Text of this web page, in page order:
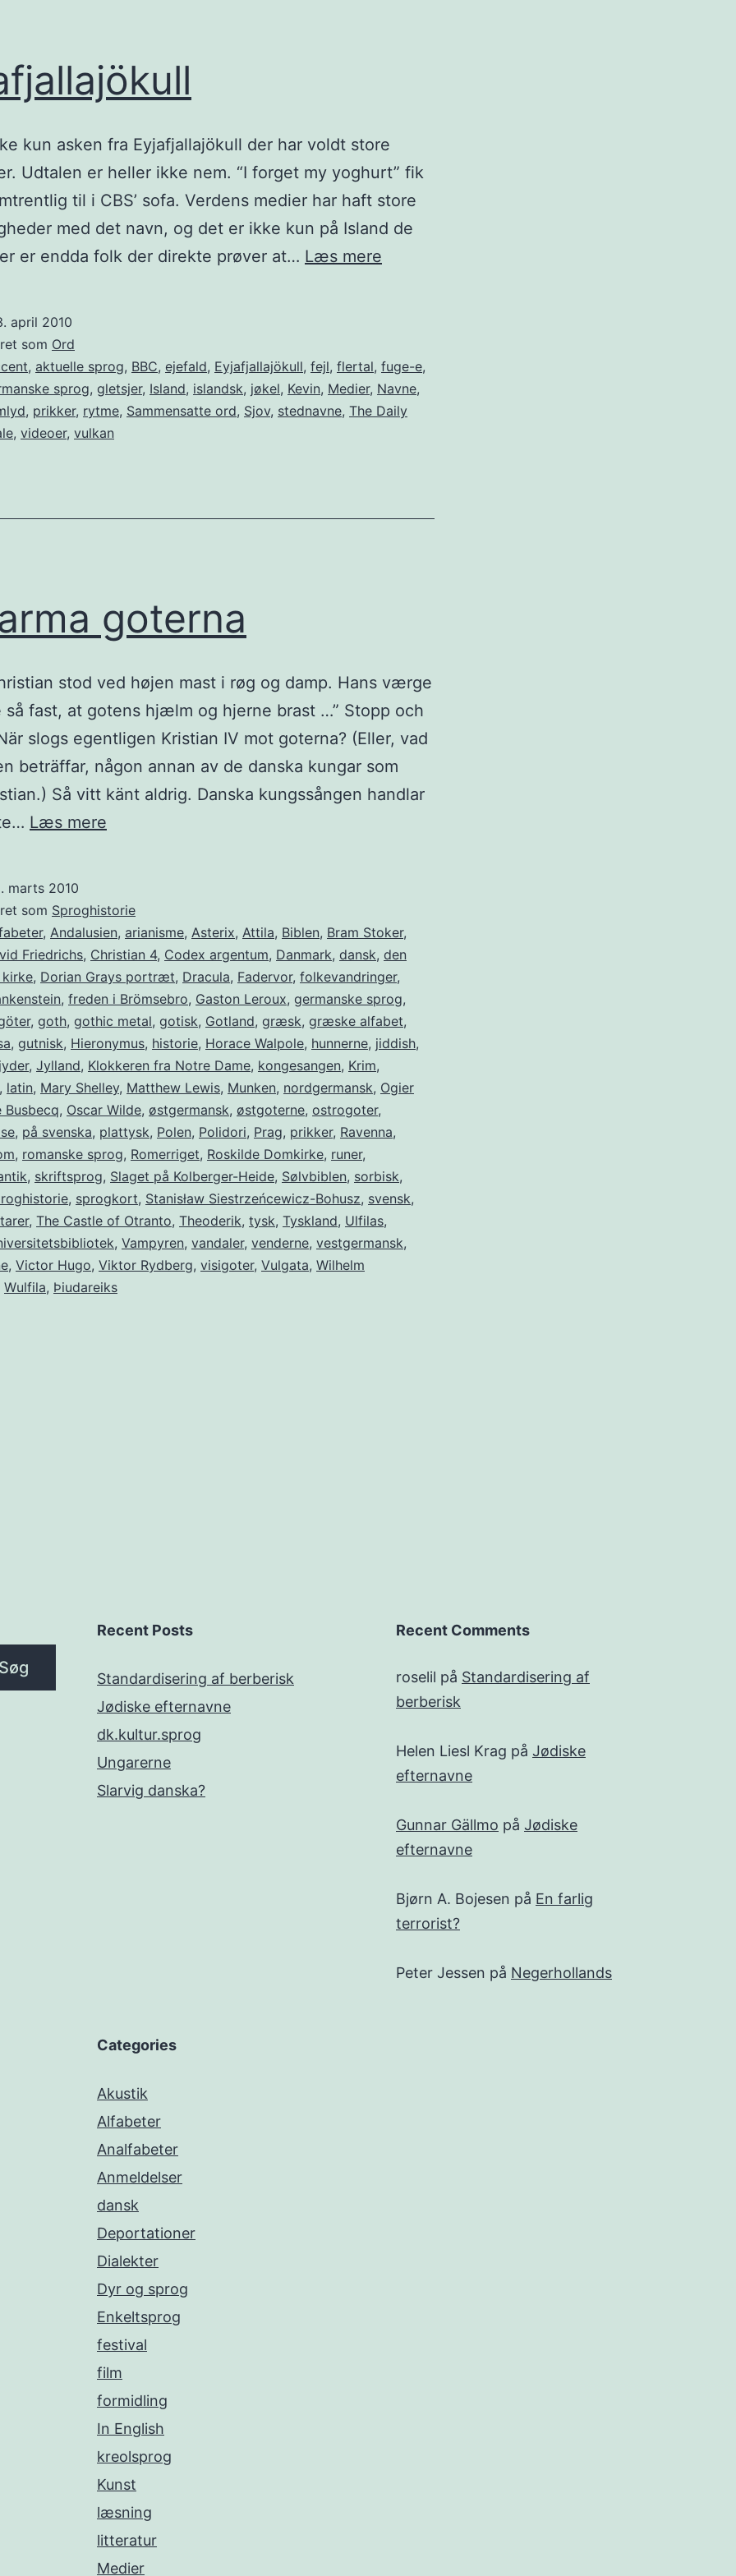
kun asken fra Eyjafjallajökull der har voldt store
Udtalen er heller ikke nem. “I forget my yoghurt” fik
til i CBS’ sofa. Verdens medier har haft store
med det navn, og det er ikke kun på Island de
er endda folk der direkte prøver at… Læs mere
april 2010
som Ord
, aktuelle sprog, BBC, ejefald, Eyjafjallajökull, fejl, flertal, fuge-e,
sprog, gletsjer, Island, islandsk, jøkel, Kevin, Medier, Navne,
, prikker, rytme, Sammensatte ord, Sjov, stednavne, The Daily
, videoer, vulkan
goterna
stod ved højen mast i røg og damp. Hans værge
så fast, at gotens hjælm og hjerne brast …” Stopp och
slogs egentligen Kristian IV mot goterna? (Eller, vad
beträffar, någon annan av de danska kungar som
Så vitt känt aldrig. Danska kungssången handlar
Læs mere
marts 2010
som Sproghistorie
, Andalusien, arianisme, Asterix, Attila, Biblen, Bram Stoker,
Friedrichs, Christian 4, Codex argentum, Danmark, dansk, den
, Dorian Grays portræt, Dracula, Fadervor, folkevandringer,
, freden i Brömsebro, Gaston Leroux, germanske sprog,
, goth, gothic metal, gotisk, Gotland, græsk, græske alfabet,
, gutnisk, Hieronymus, historie, Horace Walpole, hunnerne, jiddish,
, Jylland, Klokkeren fra Notre Dame, kongesangen, Krim,
, latin, Mary Shelley, Matthew Lewis, Munken, nordgermansk, Ogier
Busbecq, Oscar Wilde, østgermansk, østgoterne, ostrogoter,
, på svenska, plattysk, Polen, Polidori, Prag, prikker, Ravenna,
, romanske sprog, Romerriget, Roskilde Domkirke, runer,
, skriftsprog, Slaget på Kolberger-Heide, Sølvbiblen, sorbisk,
, sprogkort, Stanisław Siestrzeńcewicz-Bohusz, svensk,
, The Castle of Otranto, Theoderik, tysk, Tyskland, Ulfilas,
, Vampyren, vandaler, venderne, vestgermansk,
, Victor Hugo, Viktor Rydberg, visigoter, Vulgata, Wilhelm
Wulfila, Þiudareiks
Recent Posts
Standardisering af berberisk
Jødiske efternavne
dk.kultur.sprog
Ungarerne
Slarvig danska?
Recent Comments
roselil på Standardisering af
berberisk
Helen Liesl Krag på Jødiske
efternavne
Gunnar Gällmo på Jødiske
efternavne
Bjørn A. Bojesen på En farlig
terrorist?
Peter Jessen på Negerhollands
Categories
Akustik
Alfabeter
Analfabeter
Anmeldelser
dansk
Deportationer
Dialekter
Dyr og sprog
Enkeltsprog
festival
film
formidling
In English
kreolsprog
Kunst
læsning
litteratur
Medier